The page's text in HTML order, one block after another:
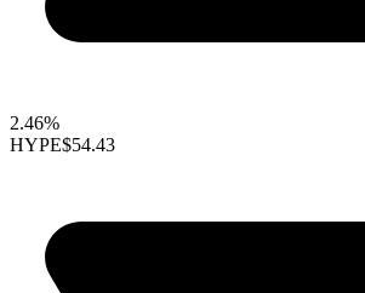
2.46%
HYPE$54.43